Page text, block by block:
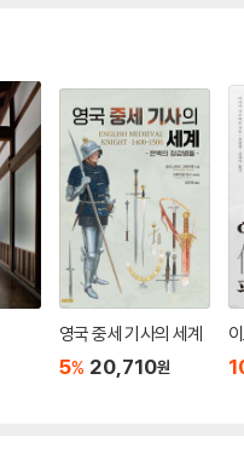
영국 중세 기사의 세계
5% 20,710원